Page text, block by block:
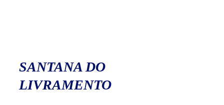
SANTANA DO
LIVRAMENTO